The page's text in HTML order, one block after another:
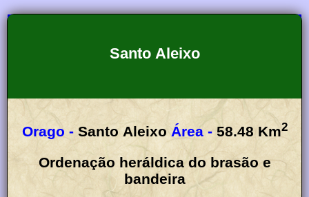
Santo Aleixo
Orago - Santo Aleixo Área - 58.48 Km2
Ordenação heráldica do brasão e
bandeira